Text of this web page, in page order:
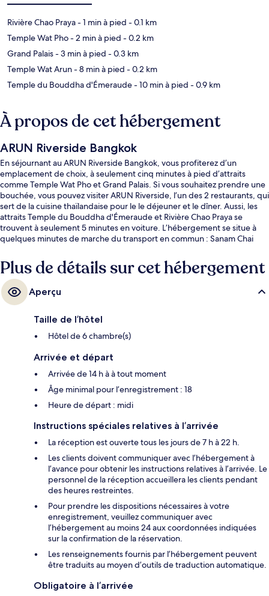
Rivière Chao Praya- 1 min à pied - 0.1 km
Temple Wat Pho- 2 min à pied - 0.2 km
Grand Palais- 3 min à pied - 0.3 km
Temple Wat Arun- 8 min à pied - 0.2 km
Temple du Bouddha d'Émeraude- 10 min à pied - 0.9 km
À propos de cet hébergement
ARUN Riverside Bangkok
En séjournant au ARUN Riverside Bangkok, vous profiterez d’un
emplacement de choix, à seulement cinq minutes à pied d’attraits
comme Temple Wat Pho et Grand Palais. Si vous souhaitez prendre une
bouchée, vous pouvez visiter ARUN Riverside, l’un des 2 restaurants, qui
sert de la cuisine thaïlandaise pour le le déjeuner et le dîner. Aussi, les
attraits Temple du Bouddha d'Émeraude et Rivière Chao Praya se
trouvent à seulement 5 minutes en voiture. L’hébergement se situe à
quelques minutes de marche du transport en commun : Sanam Chai
Plus de détails sur cet hébergement
Aperçu
Taille de l’hôtel
Hôtel de 6 chambre(s)
Arrivée et départ
Arrivée de 14 h à à tout moment
Âge minimal pour l’enregistrement : 18
Heure de départ : midi
Instructions spéciales relatives à l’arrivée
La réception est ouverte tous les jours de 7 h à 22 h.
Les clients doivent communiquer avec l’hébergement à
l’avance pour obtenir les instructions relatives à l’arrivée. Le
personnel de la réception accueillera les clients pendant
des heures restreintes.
Pour prendre les dispositions nécessaires à votre
enregistrement, veuillez communiquer avec
l’hébergement au moins 24 aux coordonnées indiquées
sur la confirmation de la réservation.
Les renseignements fournis par l’hébergement peuvent
être traduits au moyen d’outils de traduction automatique.
Obligatoire à l’arrivée